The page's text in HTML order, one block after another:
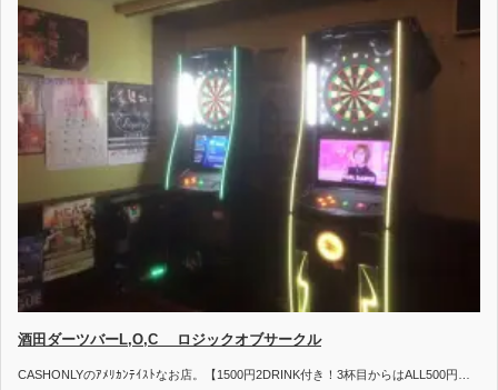
酒田ダーツバーL,O,C ロジックオブサークル
CASHONLYのｱﾒﾘｶﾝﾃｲｽﾄなお店。【1500円2DRINK付き！3杯目からはALL500円…